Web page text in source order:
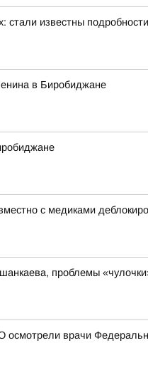
стали известны
в Биробиджане
с медиками
проблемы
врачи